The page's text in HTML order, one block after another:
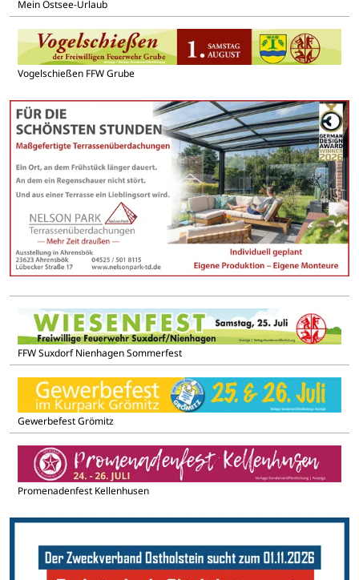
Mein Ostsee-Urlaub
Vogelschießen FFW Grube
FFW Suxdorf Nienhagen Sommerfest
Gewerbefest Grömitz
Promenadenfest Kellenhusen